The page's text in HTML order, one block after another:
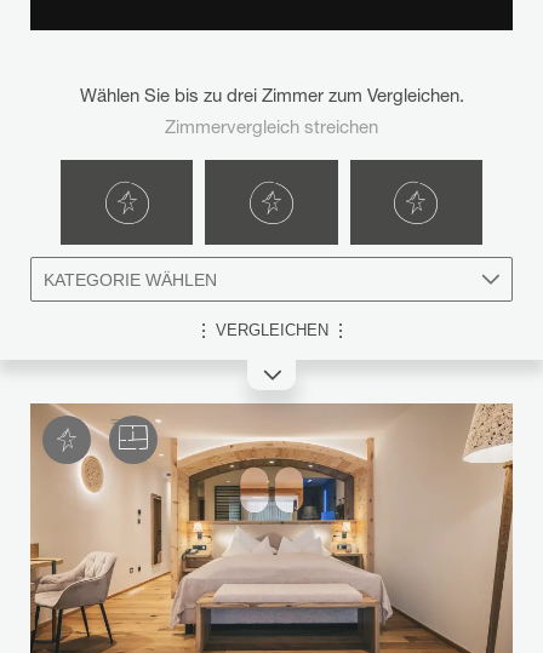
Wählen Sie bis zu drei Zimmer zum Vergleichen.
Zimmervergleich streichen
KATEGORIE WÄHLEN
VERGLEICHEN